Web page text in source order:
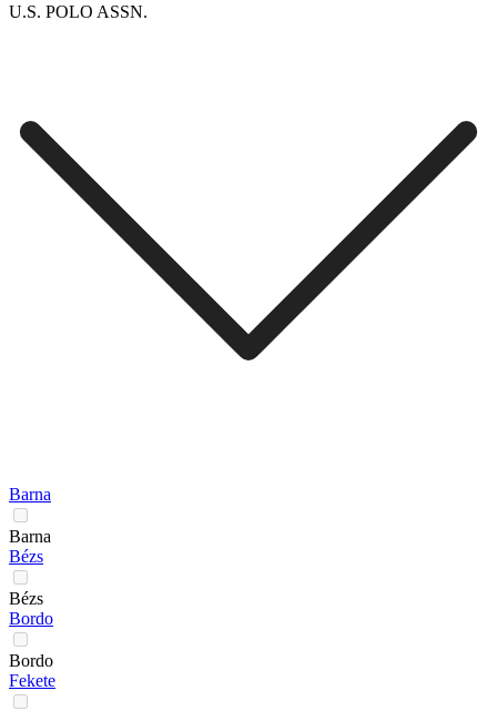
U.S. POLO ASSN.
Barna
Barna
Bézs
Bézs
Bordo
Bordo
Fekete